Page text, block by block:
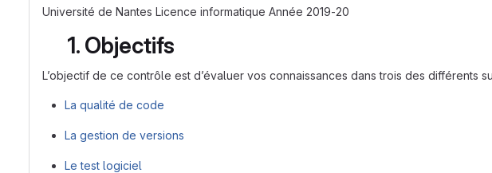
Université de Nantes Licence informatique Année 2019-20
1. Objectifs
L’objectif de ce contrôle est d’évaluer vos connaissances dans trois des
La qualité de code
La gestion de versions
Le test logiciel